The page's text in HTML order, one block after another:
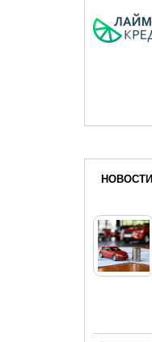
НОВОСТИ